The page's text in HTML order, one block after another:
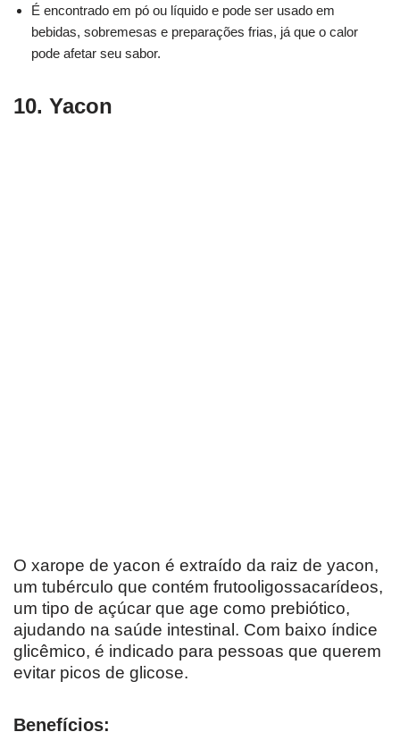
É encontrado em pó ou líquido e pode ser usado em
bebidas, sobremesas e preparações frias, já que o calor
pode afetar seu sabor.
10. Yacon
O xarope de yacon é extraído da raiz de yacon,
um tubérculo que contém frutooligossacarídeos,
um tipo de açúcar que age como prebiótico,
ajudando na saúde intestinal. Com baixo índice
glicêmico, é indicado para pessoas que querem
evitar picos de glicose.
Benefícios: